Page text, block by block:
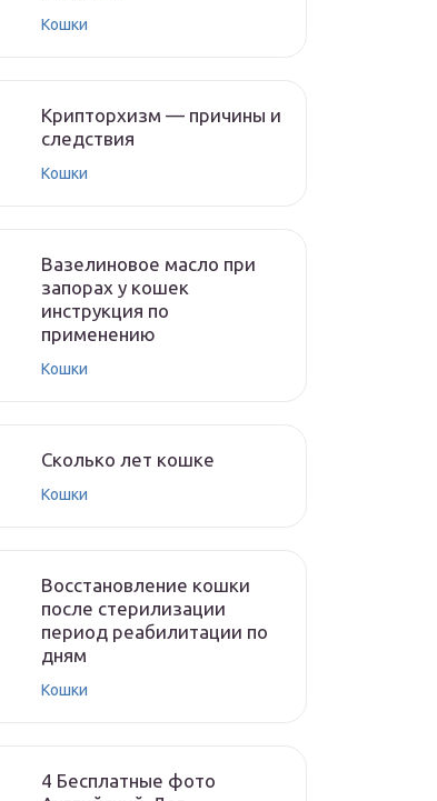
Кошки
Крипторхизм — причины и
следствия
Кошки
Вазелиновое масло при
запорах у кошек
инструкция по
применению
Кошки
Cколько лет кошке
Кошки
Восстановление кошки
после стерилизации
период реабилитации по
дням
Кошки
4 Бесплатные фото